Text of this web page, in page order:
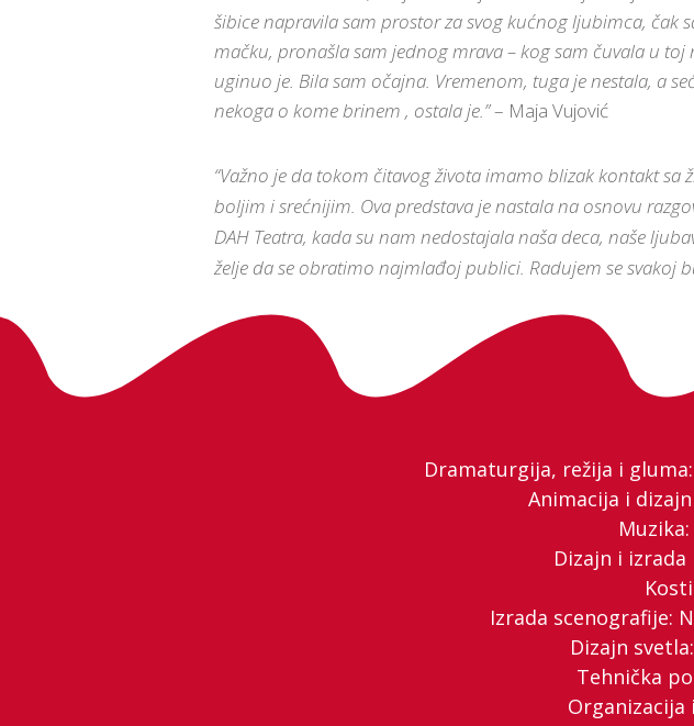
šibice napravila sam prostor za svog kućnog ljubimca,
mačku, pronašla sam jednog mrava – kog sam čuvala u
uginuo je. Bila sam očajna. Vremenom, tuga je nestala, a
nekoga o kome brinem , ostala je.”– Maja Vujović
“Važno je da tokom čitavog života imamo blizak kontakt
boljim i srećnijim. Ova predstava je nastala na osnovu
DAH Teatra, kada su nam nedostajala naša deca, naše
želje da se obratimo najmlađoj publici. Radujem se svakoj
Dramaturgija, režija i
Animacija i
Dizajn i izrada
Izrada scenografije:
Dizajn
Tehnička
Organizacija